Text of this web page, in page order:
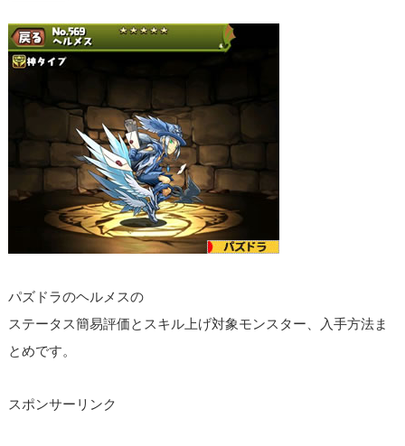
パズドラのヘルメスの
ステータス簡易評価とスキル上げ対象モンスター、入手方法ま
とめです。
スポンサーリンク